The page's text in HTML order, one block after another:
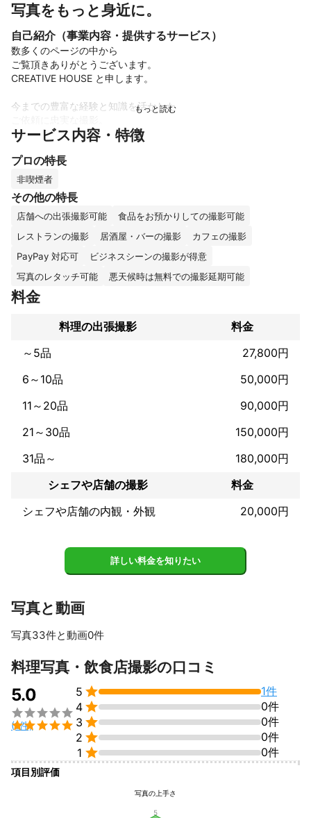
写真をもっと身近に。
自己紹介（事業内容・提供するサービス）
数多くのページの中から
ご覧頂きありがとうございます。
CREATIVE HOUSE と申します。
今までの豊富な経験と知識を活かした
柔軟な対応や提案力。
「 思わず行きたくなる写真 」
「 思わず欲しくなる写真 」
1枚1枚 丁寧な撮影・編集で
思わず息を呑む写真や映像を
高い技術と表現力で提供できれば
と思っております。
企業撮影をご検討されている
クライアント様におかれまして
SNSやホームページに掲載する写真は
非常に重要だとされ
決まるとも言われています。
その価値を大きく左右し
相当数だとされています。
思わせる写真が必要になり
そして、見た目の良さ
魅力を引き立てるにはプロの手による
写真撮影が必要だと考えています。
撮影技術だけでなく
ビジネスを理解し、その特性を
最大限に生かした写真表現を追求し
一枚の写真から事業の魅力が
魅力的に映える写真を提供且つ丁寧な
対応、ご要望に最善を尽くします。
新規プロジェクト、新たなビジョンの
最適なビジュアルのご相談など
是非、一度 CREATIVE HOUSE を
ご検討頂き
御連絡お待ちしております。
- - - - - - - - - - -
■ 納品枚数
- - - - - - - - - - -
・必ずRAWで撮影し
全データを編集・修正後
( 糸くず等の削除など )も行って納品。
目つぶりなどのミスショットを除き
サービス内容・特徴
プロの特長
非喫煙者
その他の特長
店舗への出張撮影可能
食品をお預かりしての撮影可能
レストランの撮影
居酒屋・バーの撮影
カフェの撮影
PayPay 対応可
ビジネスシーンの撮影が得意
写真のレタッチ可能
悪天候時は無料での撮影延期可能
料金
料理の出張撮影
料金
～5品
27,800円
6～10品
50,000円
11～20品
90,000円
21～30品
150,000円
31品～
180,000円
シェフや店舗の撮影
料金
シェフや店舗の内観・外観
20,000円
詳しい料金を知りたい
写真と動画
写真33件と動画0件
すべて見る
料理写真・飲食店撮影の口コミ
5.0


(1件)
5 
1件
4 
0件
3 
0件
2 
0件
1  0件
項目別評価
写真の上手さ
5